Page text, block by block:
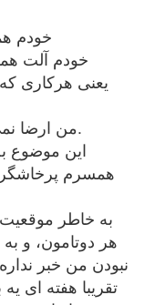
خودم
خودم آلت
یعنی هرکاری
من ارضا نمی شم. فقط لذت می برم.
این موضوع
همسرم
به خاطر
هر دوتامون، و
نبودن من خبر
تقریبا هفته ای